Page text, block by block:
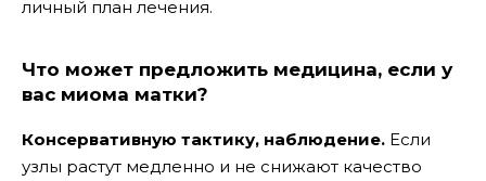
личный план лечения.
Что может предложить медицина, если у
вас миома матки?
Консервативную тактику, наблюдение. Если
узлы растут медленно и не снижают качество